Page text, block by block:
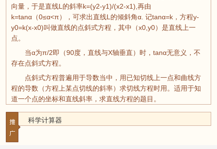
向量，于是直线L的斜率k=(y2-y1)/(x2-x1),再由
k=tanα（0≤α<π），可求出直线L的倾斜角α. 记tanα=k，方程y-
y0=k(x-x0)叫做直线的点斜式方程，其中（x0,y0）是直线上一
点。
当α为π/2即（90度，直线与X轴垂直）时，tanα无意义，不
存在点斜式方程。
点斜式方程普遍用于导数当中，用已知切线上一点和曲线方
程的导数（方程上某点切线的斜率）求切线方程时用。适用于知
道一个点的坐标和直线斜率，求直线方程的题目。
科学计算器